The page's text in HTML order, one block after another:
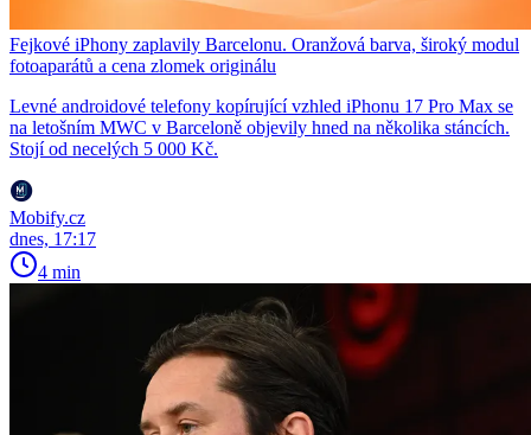
Fejkové iPhony zaplavily Barcelonu. Oranžová barva, široký modul
fotoaparátů a cena zlomek originálu
Levné androidové telefony kopírující vzhled iPhonu 17 Pro Max se
na letošním MWC v Barceloně objevily hned na několika stáncích.
Stojí od necelých 5 000 Kč.
Mobify.cz
dnes, 17:17
4 min